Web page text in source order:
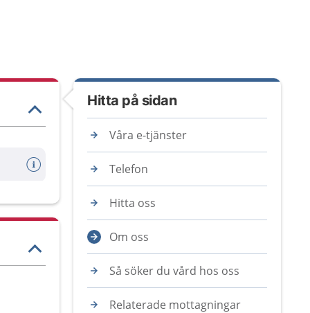
Hitta på sidan
Våra e-tjänster
Telefon
Hitta oss
Om oss
Så söker du vård hos oss
Relaterade mottagningar